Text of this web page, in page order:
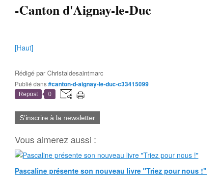
-Canton d'Aignay-le-Duc
[Haut]
Rédigé parChristaldesaintmarc
Publié dans#canton-d-aignay-le-duc-c33415099
Repost 0
S'inscrire à la newsletter
Vous aimerez aussi :
Pascaline présente son nouveau livre "Triez pour nous !"